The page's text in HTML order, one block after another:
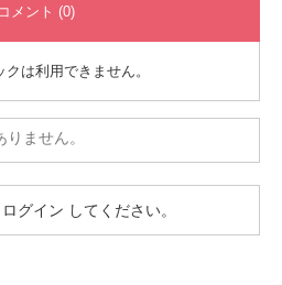
コメント (0)
クは利用できません。
ません。
ログイン してください。